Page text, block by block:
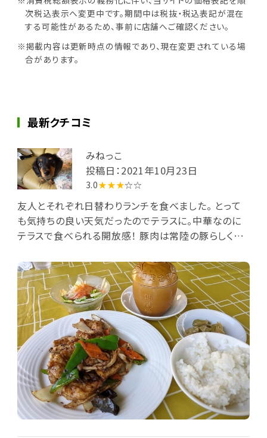
次税込表示へ変更中です。期間中は税抜・税込表記が混在
する可能性があるため、事前に店舗へご確認ください。
※掲載内容は更新時点の情報であり、現在変更されている場
合があります。
最新クチコミ
みねっこ
投稿日：2021年10月23日
3.0★★★☆☆
友人とそれぞれ日替わりランチを食べました。 とって
も気持ちの良い天気だったのでテラスに。中華なのに
テラスで食べられる開放感！ 豚肉は常陸の豚らしく柔
と。 薬膳スープで健康に、美容によさげなココファーム
のぶどうジュースも♬ おいしくて健康になるメニュー
を開放感いっぱいのテラスで・・・ なんて、ストレスフリ
ーな1日♡